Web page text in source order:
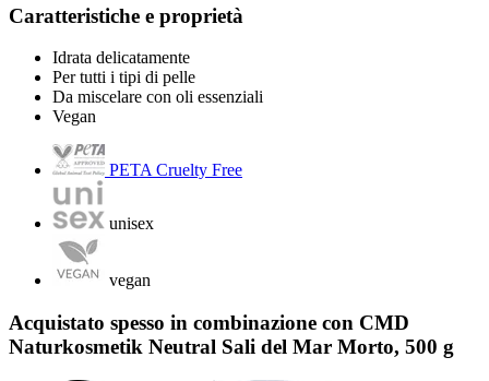
Caratteristiche e proprietà
Idrata delicatamente
Per tutti i tipi di pelle
Da miscelare con oli essenziali
Vegan
PETA Cruelty Free
unisex
vegan
Acquistato spesso in combinazione con CMD
Naturkosmetik Neutral Sali del Mar Morto, 500 g